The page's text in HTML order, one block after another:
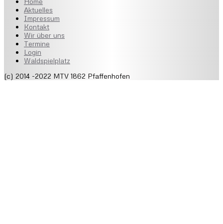
Aktuelles
Impressum
Kontakt
Wir über uns
Termine
Login
Waldspielplatz
(c) 2014 -2022 MTV 1862 Pfaffenhofen